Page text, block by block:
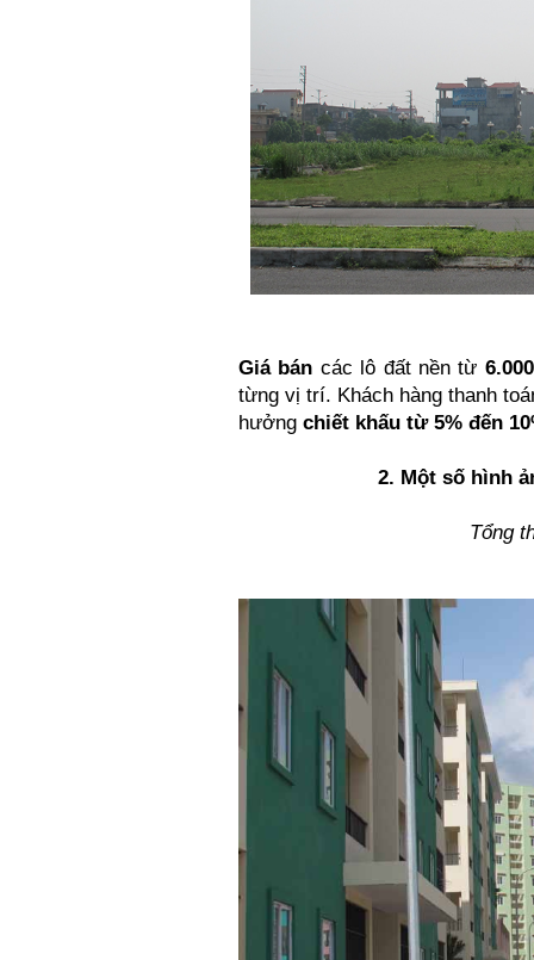
Giá bán các lô đất nền từ
từng vị trí. Khách hàng thanh
hưởng chiết khấu từ 5% đến
2. Một số hình
Tổng